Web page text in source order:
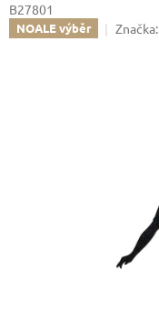
B27801
NOALE výběr Značka: